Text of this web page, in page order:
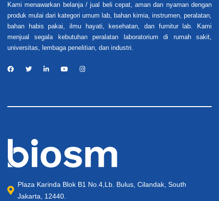
Kami menawarkan belanja / jual beli cepat, aman dan nyaman dengan
produk mulai dari kategori umum lab, bahan kimia, instrumen, peralatan,
bahan habis pakai, ilmu hayati, kesehatan, dan furnitur lab. Kami
menjual segala kebutuhan peralatan laboratorium di rumah sakit,
universitas, lembaga penelitian, dan industri.
Plaza Karinda Blok B1 No.4,Lb. Bulus, Cilandak, South
Jakarta, 12440.